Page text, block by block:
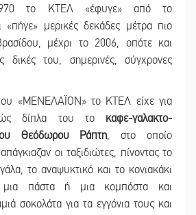
το ΚΤΕΛ «έφυγε» από το
μερικές δεκάδες μέτρα πιο
μέχρι το 2006, οπότε και
δικές του, σημερινές, σύγχρονες
του «ΜΕΝΕΛΑΪΟΝ» το ΚΤΕΛ είχε για
δίπλα του το καφε-γαλακτο-
Θεόδωρου Ράπτη, στο οποίο
οι ταξιδιώτες, πίνοντας το
το αναψυκτικό και το κονιακάκι
μια πάστα ή μια κομπόστα και
σοκολάτα για τα εγγόνια τους και